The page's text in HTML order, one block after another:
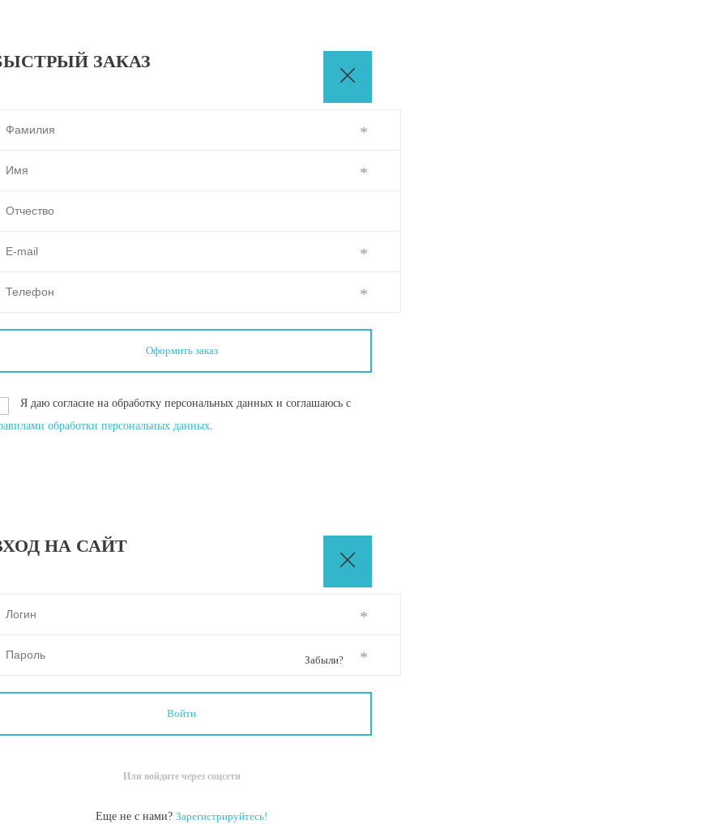
ЗАКАЗ
Я даю согласие на обработку персональных данных и соглашаюсь с
обработки персональных данных.
НА САЙТ
Забыли?
Или войдите через соцсети
Еще не с нами? Зарегистрируйтесь!